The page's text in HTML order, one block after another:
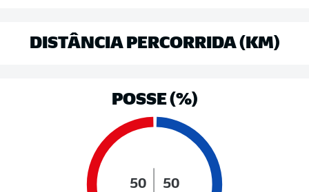
DISTÂNCIA PERCORRIDA (KM)
POSSE (%)
50 50